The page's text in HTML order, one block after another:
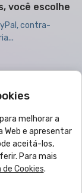
você escolhe
contra-
melhorar a
Web e apresentar
aceitá-los,
Para mais
Cookies.